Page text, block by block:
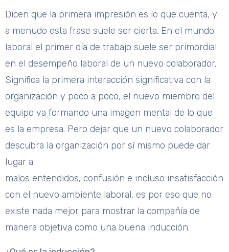
Dicen que la primera impresión es lo que cuenta, y
a menudo esta frase suele ser cierta. En el mundo
laboral el primer día de trabajo suele ser primordial
en el desempeño laboral de un nuevo colaborador.
Significa la primera interacción significativa con la
organización y poco a poco, el nuevo miembro del
equipo va formando una imagen mental de lo que
es la empresa. Pero dejar que un nuevo colaborador
descubra la organización por sí mismo puede dar
lugar a
malos entendidos, confusión e incluso insatisfacción
con el nuevo ambiente laboral, es por eso que no
existe nada mejor para mostrar la compañía de
manera objetiva como una buena inducción.